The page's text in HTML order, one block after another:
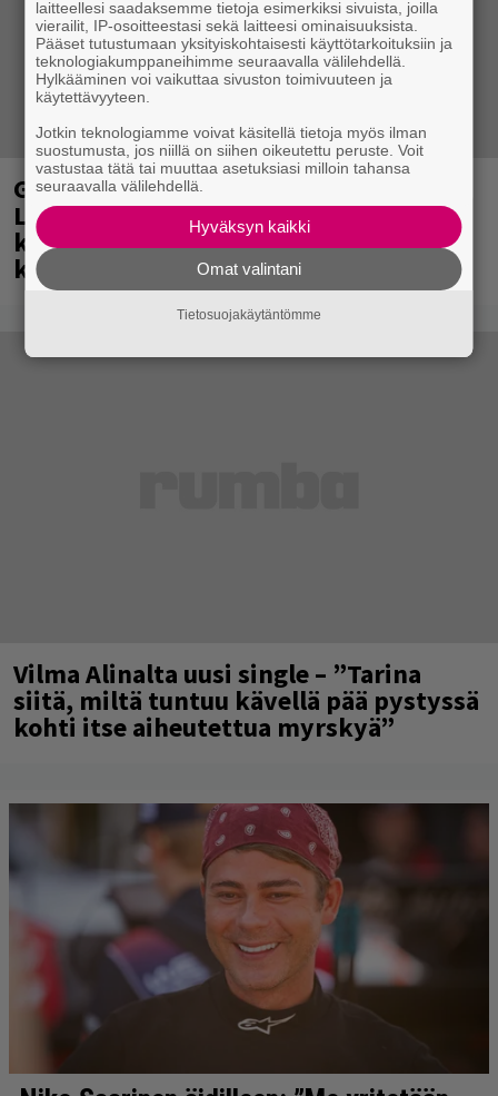
Glam rock -yhtye The Ark viihdytti
Logomon Terassikesässä Turussa –
katso kuvagalleria Ola Salosta ja
kumppaneista täältä
Vilma Alinalta uusi single – ”Tarina
siitä, miltä tuntuu kävellä pää pystyssä
kohti itse aiheutettua myrskyä”
laitteellesi saadaksemme tietoja esimerkiksi sivuista, joilla
vierailit, IP-osoitteestasi sekä laitteesi ominaisuuksista.
Pääset tutustumaan yksityiskohtaisesti käyttötarkoituksiin ja
teknologiakumppaneihimme seuraavalla välilehdellä.
Hylkääminen voi vaikuttaa sivuston toimivuuteen ja
käytettävyyteen.
Jotkin teknologiamme voivat käsitellä tietoja myös ilman
suostumusta, jos niillä on siihen oikeutettu peruste. Voit
vastustaa tätä tai muuttaa asetuksiasi milloin tahansa
seuraavalla välilehdellä.
Hyväksyn kaikki
Omat valintani
Tietosuojakäytäntömme